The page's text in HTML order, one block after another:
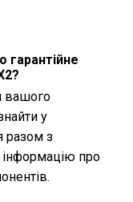
гарантійне
вашого
у
разом з
інформацію про